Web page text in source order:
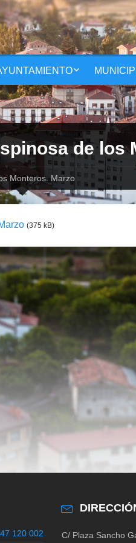
de los
Monteros. Marzo
(375 kB)
120 002
C/ Plaza Sancho